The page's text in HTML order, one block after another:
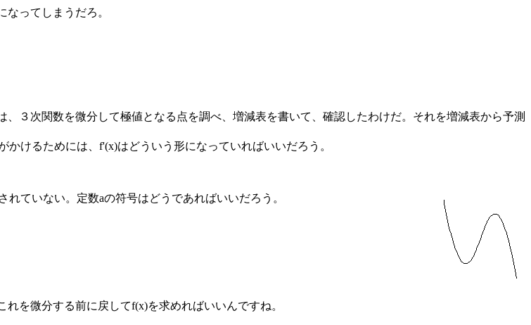
ってしまうだろ。
３次関数を微分して極値となる点を調べ、増減表を書いて、確認したわけだ。それを増減表から予測
けるためには、f'(x)はどういう形になっていればいいだろう。
ていない。定数aの符号はどうであればいいだろう。
を微分する前に戻してf(x)を求めればいいんですね。